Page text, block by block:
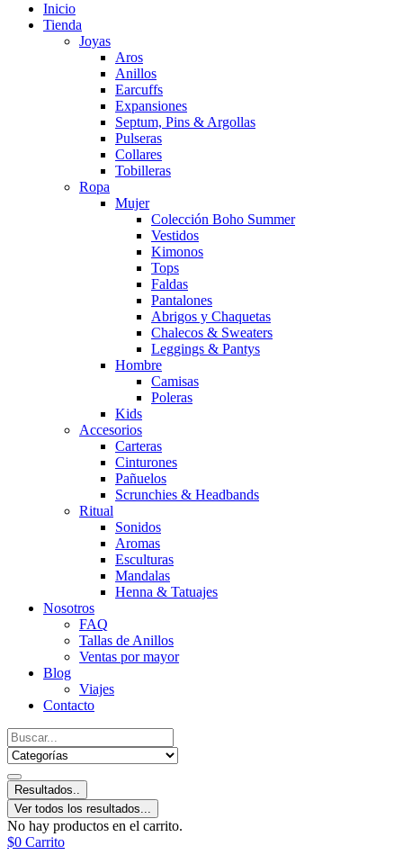
Inicio
Tienda
Joyas
Aros
Anillos
Earcuffs
Expansiones
Septum, Pins & Argollas
Pulseras
Collares
Tobilleras
Ropa
Mujer
Colección Boho Summer
Vestidos
Kimonos
Tops
Faldas
Pantalones
Abrigos y Chaquetas
Chalecos & Sweaters
Leggings & Pantys
Hombre
Camisas
Poleras
Kids
Accesorios
Carteras
Cinturones
Pañuelos
Scrunchies & Headbands
Ritual
Sonidos
Aromas
Esculturas
Mandalas
Henna & Tatuajes
Nosotros
FAQ
Tallas de Anillos
Ventas por mayor
Blog
Viajes
Contacto
Resultados..
Ver todos los resultados...
No hay productos en el carrito.
$0 Carrito